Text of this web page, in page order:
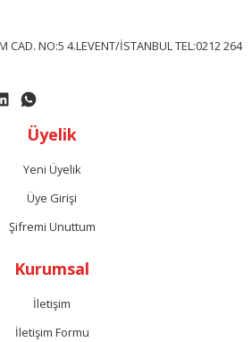
CAD. NO:5 4.LEVENT/İSTANBUL TEL:0212 264
Üyelik
Yeni Üyelik
Üye Girişi
Şifremi Unuttum
Kurumsal
İletişim
İletişim Formu